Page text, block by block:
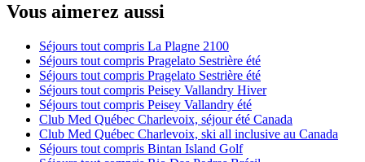
Vous aimerez aussi
Séjours tout compris La Plagne 2100
Séjours tout compris Pragelato Sestrière été
Séjours tout compris Pragelato Sestrière été
Séjours tout compris Peisey Vallandry Hiver
Séjours tout compris Peisey Vallandry été
Club Med Québec Charlevoix, séjour été Canada
Club Med Québec Charlevoix, ski all inclusive au Canada
Séjours tout compris Bintan Island Golf